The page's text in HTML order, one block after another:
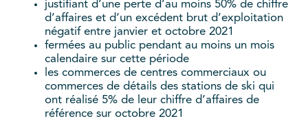
justifiant d’une perte d’au moins 50% de chiffre
d’affaires et d’un excédent brut d’exploitation
négatif entre janvier et octobre 2021
fermées au public pendant au moins un mois
calendaire sur cette période
les commerces de centres commerciaux ou
commerces de détails des stations de ski qui
ont réalisé 5% de leur chiffre d’affaires de
référence sur octobre 2021